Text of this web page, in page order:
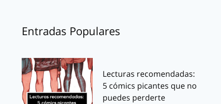
Entradas Populares
Lecturas recomendadas:
5 cómics picantes que no
puedes perderte